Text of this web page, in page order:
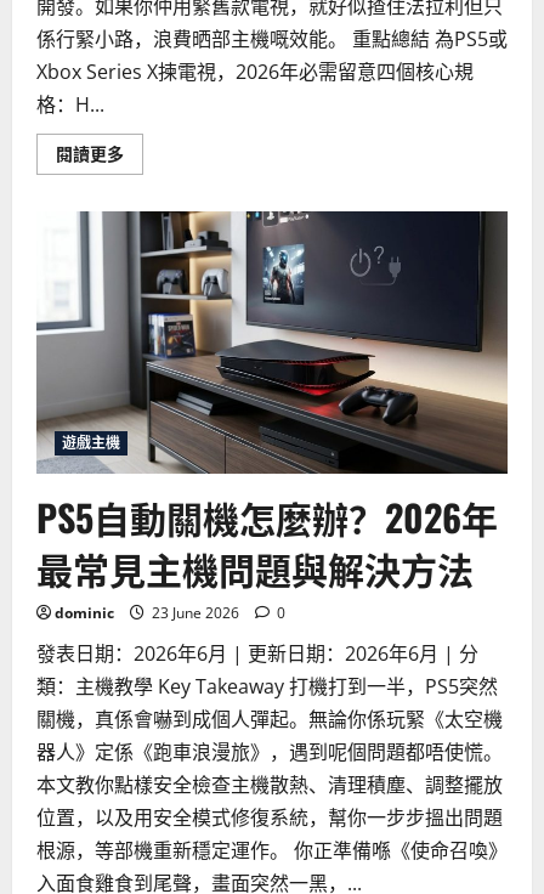
開發。如果你仲用緊舊款電視，就好似揸住法拉利但只
係行緊小路，浪費晒部主機嘅效能。 重點總結 為PS5或
Xbox Series X揀電視，2026年必需留意四個核心規
格：H...
閱讀更多Read
more
PS5
Xbox
Series
最
佳
視？
2026
電
視
規
格
完
全
指
遊戲主機
PS5自動關機怎麼辦？2026年
最常見主機問題與解決方法
dominic 23 June 2026 0
發表日期：2026年6月 | 更新日期：2026年6月 | 分
類：主機教學 Key Takeaway 打機打到一半，PS5突然
關機，真係會嚇到成個人彈起。無論你係玩緊《太空機
器人》定係《跑車浪漫旅》，遇到呢個問題都唔使慌。
本文教你點樣安全檢查主機散熱、清理積塵、調整擺放
位置，以及用安全模式修復系統，幫你一步步搵出問題
根源，等部機重新穩定運作。 你正準備喺《使命召喚》
入面食雞食到尾聲，畫面突然一黑，...